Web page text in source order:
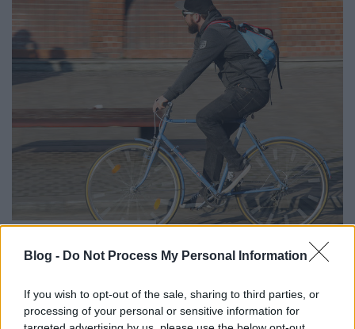
Blog - Do Not Process My Personal Information
If you wish to opt-out of the sale, sharing to third parties, or
processing of your personal or sensitive information for
Kék, mint az ég
halar•2016. március 31.
Kedvenc színünk a hosszú tél után Ha tetszett a
poszt, nyomj egy lájkot és kövesd a blogot a